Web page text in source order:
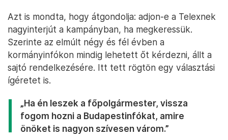
Azt is mondta, hogy átgondolja: adjon-e a Telexnek
nagyinterjút a kampányban, ha megkeressük.
Szerinte az elmúlt négy és fél évben a
kormányinfókon mindig lehetett őt kérdezni, állt a
sajtó rendelkezésére. Itt tett rögtön egy választási
ígéretet is.
„Ha én leszek a főpolgármester, vissza
fogom hozni a Budapestinfókat, amire
önöket is nagyon szívesen várom.”